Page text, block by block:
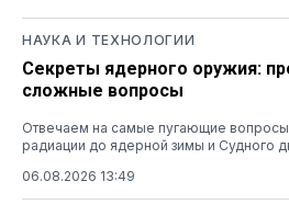
НАУКА И ТЕХНОЛОГИИ
Секреты ядерного оружия:
сложные вопросы
Отвечаем на самые пугающие
радиации до ядерной зимы и Судного
06.08.2026 13:49